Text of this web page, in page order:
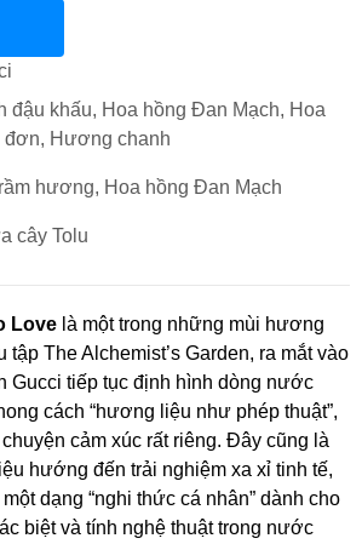
đậu khấu, Hoa hồng Đan Mạch, Hoa
đơn, Hương chanh
hương, Hoa hồng Đan Mạch
cây Tolu
Love là một trong những mùi hương
tập The Alchemist’s Garden, ra mắt vào
Gucci tiếp tục định hình dòng nước
cách “hương liệu như phép thuật”,
cảm xúc rất riêng. Đây cũng là
hướng đến trải nghiệm xa xỉ tinh tế,
dạng “nghi thức cá nhân” dành cho
biệt và tính nghệ thuật trong nước